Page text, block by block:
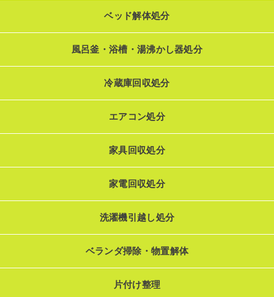
ベッド解体処分
風呂釜・浴槽・湯沸かし器処分
冷蔵庫回収処分
エアコン処分
家具回収処分
家電回収処分
洗濯機引越し処分
ベランダ掃除・物置解体
片付け整理